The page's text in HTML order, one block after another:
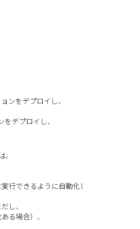
ンをデプロイし、
デプロイし、
行できるように自動化したものです。
し、
る場合）、